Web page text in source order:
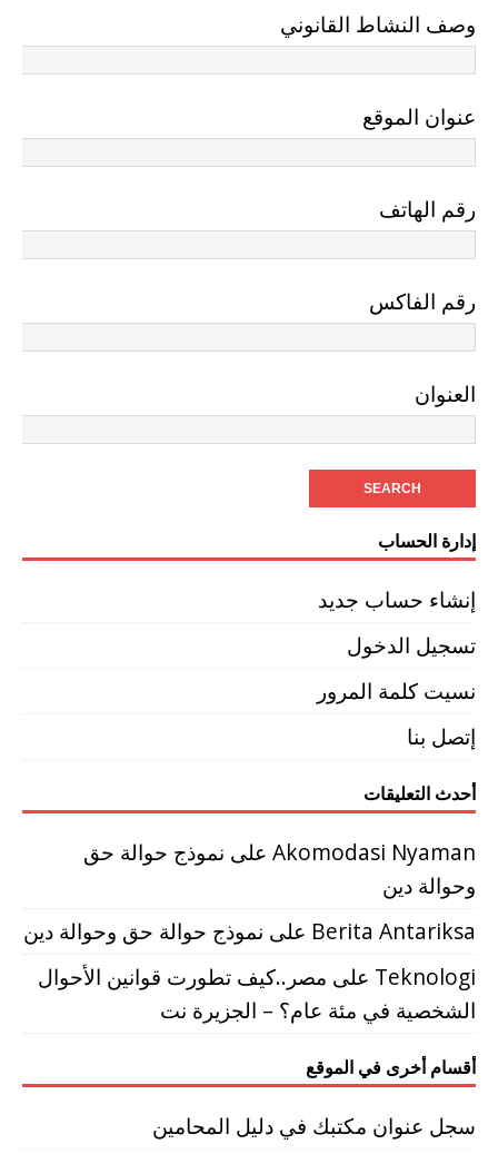
وصف النشاط القانوني
عنوان الموقع
رقم الهاتف
رقم الفاكس
العنوان
إدارة الحساب
إنشاء حساب جديد
تسجيل الدخول
نسيت كلمة المرور
إتصل بنا
أحدث التعليقات
Akomodasi Nyaman على نموذج حوالة حق
وحوالة دين
Berita Antariksa على نموذج حوالة حق وحوالة دين
Teknologi على مصر..كيف تطورت قوانين الأحوال
الشخصية في مئة عام؟ – الجزيرة نت
أقسام أخرى في الموقع
سجل عنوان مكتبك في دليل المحامين